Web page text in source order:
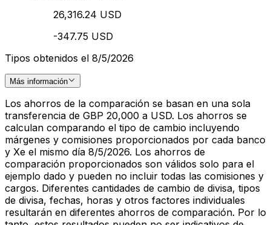
26,316.24 USD
-347.75 USD
Tipos obtenidos el 8/5/2026
Más información
Los ahorros de la comparación se basan en una sola
transferencia de GBP 20,000 a USD. Los ahorros se
calculan comparando el tipo de cambio incluyendo
márgenes y comisiones proporcionados por cada banco
y Xe el mismo día 8/5/2026. Los ahorros de
comparación proporcionados son válidos solo para el
ejemplo dado y pueden no incluir todas las comisiones y
cargos. Diferentes cantidades de cambio de divisa, tipos
de divisa, fechas, horas y otros factores individuales
resultarán en diferentes ahorros de comparación. Por lo